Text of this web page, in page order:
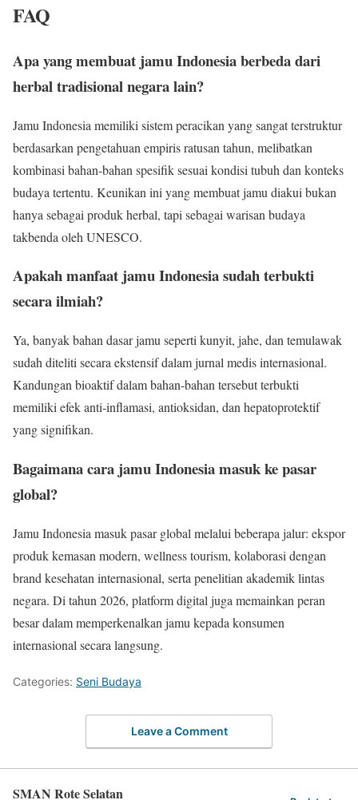
FAQ
Apa yang membuat jamu Indonesia berbeda dari
herbal tradisional negara lain?
Jamu Indonesia memiliki sistem peracikan yang sangat terstruktur
berdasarkan pengetahuan empiris ratusan tahun, melibatkan
kombinasi bahan-bahan spesifik sesuai kondisi tubuh dan konteks
budaya tertentu. Keunikan ini yang membuat jamu diakui bukan
hanya sebagai produk herbal, tapi sebagai warisan budaya
takbenda oleh UNESCO.
Apakah manfaat jamu Indonesia sudah terbukti
secara ilmiah?
Ya, banyak bahan dasar jamu seperti kunyit, jahe, dan temulawak
sudah diteliti secara ekstensif dalam jurnal medis internasional.
Kandungan bioaktif dalam bahan-bahan tersebut terbukti
memiliki efek anti-inflamasi, antioksidan, dan hepatoprotektif
yang signifikan.
Bagaimana cara jamu Indonesia masuk ke pasar
global?
Jamu Indonesia masuk pasar global melalui beberapa jalur: ekspor
produk kemasan modern, wellness tourism, kolaborasi dengan
brand kesehatan internasional, serta penelitian akademik lintas
negara. Di tahun 2026, platform digital juga memainkan peran
besar dalam memperkenalkan jamu kepada konsumen
internasional secara langsung.
Categories: Seni Budaya
Leave a Comment
SMAN Rote Selatan